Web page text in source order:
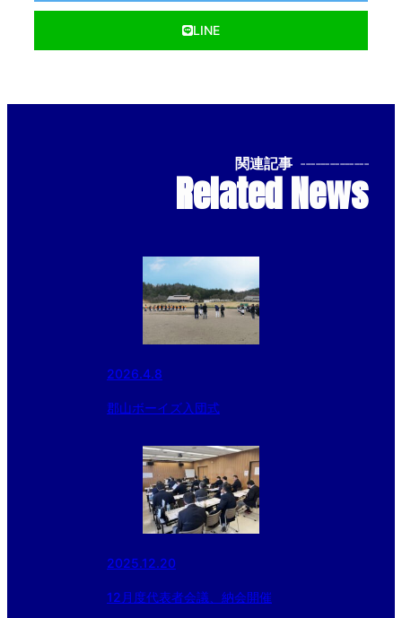
LINE
関連記事 --------------
Related News
2026.4.8
郡山ボーイズ入団式
2025.12.20
12月度代表者会議、納会開催